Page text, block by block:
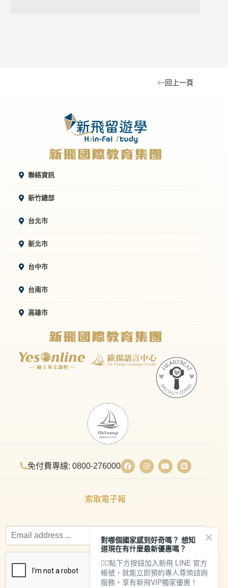
回上一頁
聯絡資訊
新竹總部
台北市
新北市
台中市
台南市
高雄市
免付費專線: 0800-276000
索取電子報
對哪個國家感到好奇嗎？ 想知
道現在有什麼最新優惠嗎？
👇🏻點下方按鈕加入新飛 LINE 官方
帳號，就能立即預約專人尊榮諮詢
服務，享有新飛VIP獨家優惠！